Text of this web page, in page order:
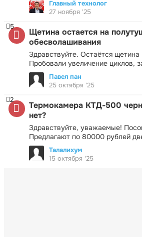
Главный технолог
27 ноября '25
Щетина остается на
обесволашивания
Здравствуйте. Остаётся
Пробовали увеличение циклов,
5
Павел пан
25 октября '25
Термокамера КТД-500
нет?
Здравствуйте, уважаемые!
Предлагают по 80000 рублей
2
Талалихум
15 октября '25